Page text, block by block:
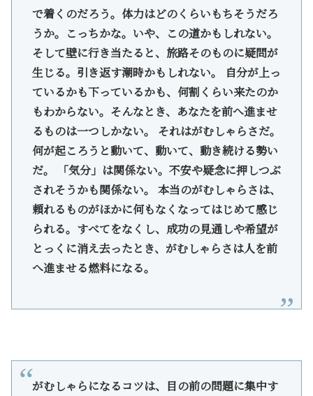
で着くのだろう。体力はどのくらいもちそうだろ
うか。こっちかな。いや、この道かもしれない。
そして壁に行き当たると、旅路そのものに疑問が
生じる。引き返す潮時かもしれない。 自分が上っ
ているかも下っているかも、何割くらい来たのか
もわからない。そんなとき、あなたを前へ進ませ
るものは一つしかない。 それはがむしゃらさだ。
何が起ころうと動いて、動いて、動き続ける勢い
だ。 「気分」は関係ない。不安や疑念に押しつぶ
されそうかも関係ない。 本当のがむしゃらさは、
頼れるものがほかに何もなくなってはじめて感じ
られる。すべてをなくし、成功の見通しや希望が
とっくに消え去ったとき、がむしゃらさは人を前
へ進ませる燃料になる。
がむしゃらになるコツは、目の前の問題に集中す